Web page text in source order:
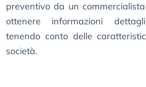
preventivo da un
ottenere informazioni
tenendo conto delle
società.